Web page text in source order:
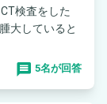
検査をした
大していると
5名が回答